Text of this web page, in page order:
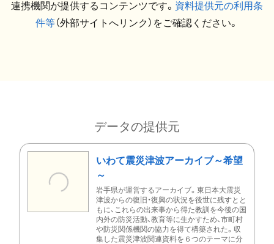
連携機関が提供するコンテンツです。 資料提供元の利用条
件等（外部サイトへリンク）をご確認ください。
データの提供元
いわて震災津波アーカイブ～希望
～
岩手県が運営するアーカイブ。東日本大震災
津波からの復旧・復興の状況を後世に残すとと
もに、これらの出来事から得た教訓を今後の国
内外の防災活動、教育等に生かすため、市町村
や防災関係機関の協力を得て構築された。収
集した震災津波関連資料を６つのテーマに分